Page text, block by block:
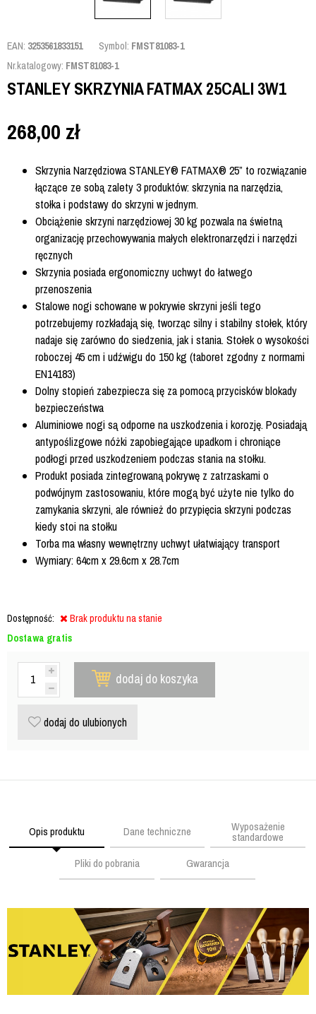
EAN: 3253561833151 Symbol: FMST81083-1
Nr.katalogowy: FMST81083-1
STANLEY SKRZYNIA FATMAX 25CALI 3W1
268,00 zł
Skrzynia Narzędziowa STANLEY® FATMAX® 25” to rozwiązanie
łączące ze sobą zalety 3 produktów: skrzynia na narzędzia,
stołka i podstawy do skrzyni w jednym.
Obciążenie skrzyni narzędziowej 30 kg pozwala na świetną
organizację przechowywania małych elektronarzędzi i narzędzi
ręcznych
Skrzynia posiada ergonomiczny uchwyt do łatwego
przenoszenia
Stalowe nogi schowane w pokrywie skrzyni jeśli tego
potrzebujemy rozkładają się, tworząc silny i stabilny stołek, który
nadaje się zarówno do siedzenia, jak i stania. Stołek o wysokości
roboczej 45 cm i udźwigu do 150 kg (taboret zgodny z normami
EN14183)
Dolny stopień zabezpiecza się za pomocą przycisków blokady
bezpieczeństwa
Aluminiowe nogi są odporne na uszkodzenia i korozję. Posiadają
antypoślizgowe nóżki zapobiegające upadkom i chroniące
podłogi przed uszkodzeniem podczas stania na stołku.
Produkt posiada zintegrowaną pokrywę z zatrzaskami o
podwójnym zastosowaniu, które mogą być użyte nie tylko do
zamykania skrzyni, ale również do przypięcia skrzyni podczas
kiedy stoi na stołku
Torba ma własny wewnętrzny uchwyt ułatwiający transport
Wymiary: 64cm x 29.6cm x 28.7cm
Dostępność:
Brak produktu na stanie
Dostawa gratis
dodaj do koszyka
dodaj do ulubionych
Opis produktu Dane techniczne Wyposażenie
standardowe
Pliki do pobrania
Gwarancja